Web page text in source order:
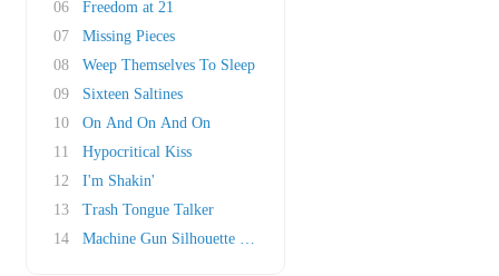
06
Freedom at 21
07
Missing Pieces
08
Weep Themselves To Sleep
09
Sixteen Saltines
10
On And On And On
11
Hypocritical Kiss
12
I'm Shakin'
13
Trash Tongue Talker
14
Machine Gun Silhouette (Bonus Track)